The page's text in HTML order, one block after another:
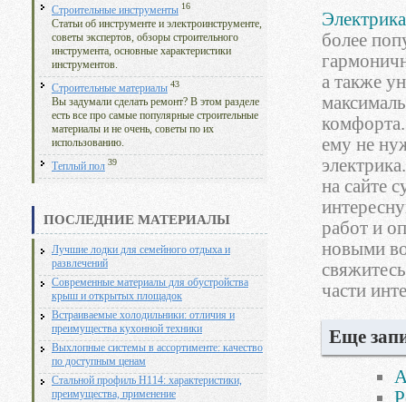
Строительные инструменты 16
Статьи об инструменте и электроинструменте,
советы экспертов, обзоры строительного
инструмента, основные характеристики
инструментов.
Строительные материалы 43
Вы задумали сделать ремонт? В этом разделе
есть все про самые популярные строительные
материалы и не очень, советы по их
использованию.
Теплый пол 39
ПОСЛЕДНИЕ МАТЕРИАЛЫ
Лучшие лодки для семейного отдыха и
развлечений
Современные материалы для обустройства
крыш и открытых площадок
Встраиваемые холодильники: отличия и
преимущества кухонной техники
Выхлопные системы в ассортименте: качество
по доступным ценам
Стальной профиль Н114: характеристики,
преимущества, применение
более
а также
ему не
на сайте
работ и
новыми
части
Еще